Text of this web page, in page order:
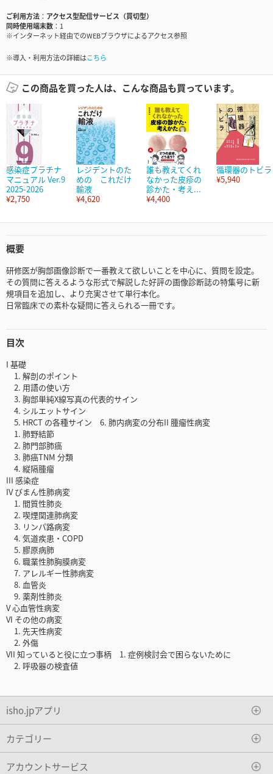
ご利用方法
アクセス型配信サービス（買切型）
同時使用端末数
1
※インターネット経由でのWEBブラウザによるアクセス参照
※導入・利用方法の詳細はこちら
この商品を買った人は、こんな商品も買っています。
感染症プラチナ
マニュアル Ver.9
2025-2026
¥2,750
レジデントのた
めの これだけ
輸液
¥4,620
誰も教えてくれ
なかった皮疹の
診かた・考え...
¥4,400
循環器のトビラ
¥5,940
概要
研修医が胸部画像診断で一番教えて欲しいことを中心に、質問を設定。
その質問に答えるような形式で解説した好評の画像診断誌の特集号に新
規項目を追加し、より充実させて単行本化。
日常臨床での素朴な疑問に答えられる一冊です。
目次
I 基礎
1. 解剖のポイント
2. 用語の使い方
3. 胸部単純X線写真の代表的サイン
4. シルエットサイン
5. HRCT の各種サイン 6. 肺内病変の分布II 腫瘤性病変
1. 肺野結節
2. 肺門部肺癌
3. 肺癌TNM 分類
4. 縦隔腫瘤
III 感染症
IV びまん性肺病変
1. 間質性肺炎
2. 喫煙関連肺病変
3. リンパ路病変
4. 気道疾患・COPD
5. 膠原病肺
6. 職業性肺胸膜病変
7. アレルギー性肺病変
8. 血管炎
9. 薬剤性肺炎
V 心血管性病変
VI その他の病変
1. 先天性病変
2. 外傷
VII 知っていると役に立つ事柄 1. 症例検討会で困らないために
2. 呼吸器の検査値
isho.jpアプリ
カテゴリー
アカウントサービス